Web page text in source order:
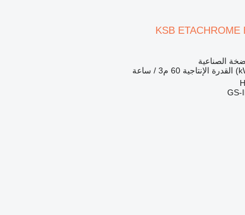
KSB ETACHROME
الصناعية
القدرة الإنتاجية 60 م3 / ساعة
GS-